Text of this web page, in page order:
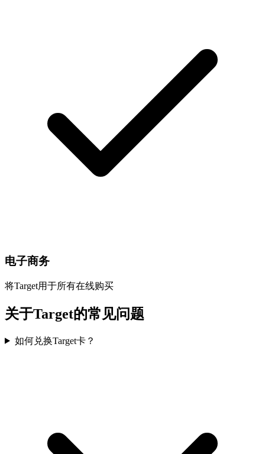
电子商务
将Target用于所有在线购买
关于Target的常见问题
如何兑换Target卡？